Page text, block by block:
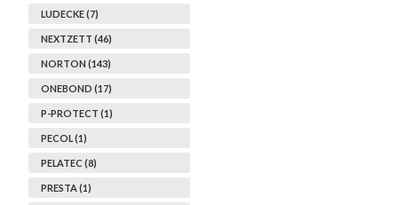
LUDECKE (7)
NEXTZETT (46)
NORTON (143)
ONEBOND (17)
P-PROTECT (1)
PECOL (1)
PELATEC (8)
PRESTA (1)